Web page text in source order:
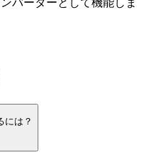
バーターとして機能しま
には？